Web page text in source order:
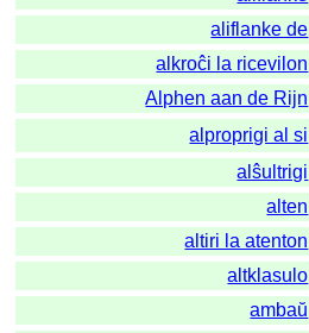
aliflanke de
alkroĉi la ricevilon
Alphen aan de Rijn
alproprigi al si
alŝultrigi
alten
altiri la atenton
altklasulo
ambaŭ